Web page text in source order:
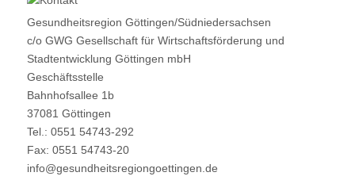
Gesundheitsregion Göttingen/Südniedersachsen
c/o GWG Gesellschaft für Wirtschaftsförderung und
Stadtentwicklung Göttingen mbH
Geschäftsstelle
Bahnhofsallee 1b
37081 Göttingen
Tel.: 0551 54743-292
Fax: 0551 54743-20
info@gesundheitsregiongoettingen.de